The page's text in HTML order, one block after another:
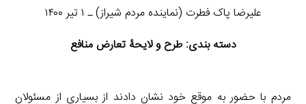
علیرضا پاک فطرت (نماینده مردم شیراز) ـ ۱ تیر ۱۴۰۰
دسته بندی: طرح و لایحۀ تعارض منافع
مردم با حضور به موقع خود نشان دادند از بسیاری از مسئولان